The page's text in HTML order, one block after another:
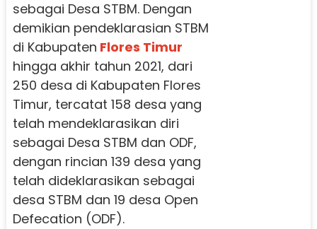
sebagai Desa STBM. Dengan
demikian pendeklarasian STBM
di Kabupaten Flores Timur
hingga akhir tahun 2021, dari
250 desa di Kabupaten Flores
Timur, tercatat 158 desa yang
telah mendeklarasikan diri
sebagai Desa STBM dan ODF,
dengan rincian 139 desa yang
telah dideklarasikan sebagai
desa STBM dan 19 desa Open
Defecation (ODF).